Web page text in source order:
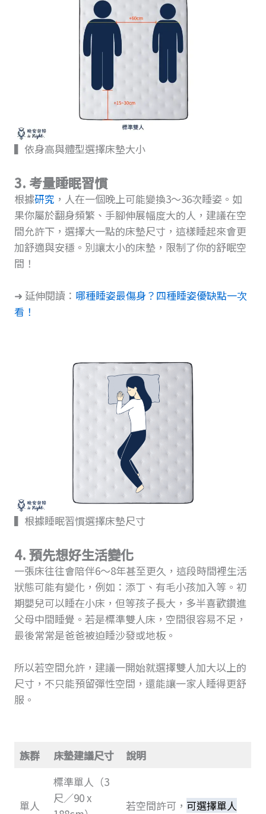
▍依身高與體型選擇床墊大小
3. 考量睡眠習慣
根據研究 ，人在一個晚上可能變換3～36次睡姿。如
果你屬於翻身頻繁、手腳伸展幅度大的人，建議在空
間允許下，選擇大一點的床墊尺寸，這樣睡起來會更
加舒適與安穩。別讓太小的床墊，限制了你的舒眠空
間！
➜ 延伸閱讀： 哪種睡姿最傷身？四種睡姿優缺點一次
看！
▍根據睡眠習慣選擇床墊尺寸
4. 預先想好生活變化
一張床往往會陪伴6～8年甚至更久，這段時間裡生活
狀態可能有變化，例如：添丁、有毛小孩加入等。初
期嬰兒可以睡在小床，但等孩子長大，多半喜歡鑽進
父母中間睡覺。若是標準雙人床，空間很容易不足，
最後常常是爸爸被迫睡沙發或地板。
所以若空間允許，建議一開始就選擇雙人加大以上的
尺寸，不只能預留彈性空間，還能讓一家人睡得更舒
服。
族群 床墊建議尺寸 說明
單人
標準單人（3
尺／90 x
若空間許可， 可選擇單人